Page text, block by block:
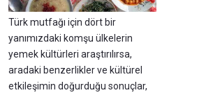
Türk mutfağı için dört bir
yanımızdaki komşu ülkelerin
yemek kültürleri araştırılırsa,
aradaki benzerlikler ve kültürel
etkileşimin doğurduğu sonuçlar,